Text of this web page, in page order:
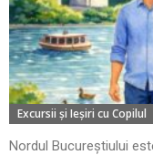
Excursii şi Ieşiri cu Copilul
Nordul Bucureștiului